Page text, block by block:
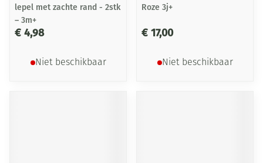
lepel met zachte rand - 2stk
– 3m+
€ 4,98
Niet beschikbaar
Roze 3j+
€ 17,00
Niet beschikbaar